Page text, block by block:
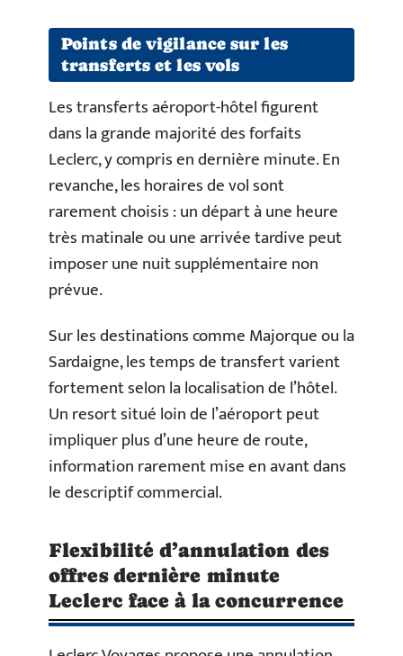
Points de vigilance sur les
transferts et les vols
Les transferts aéroport-hôtel figurent
dans la grande majorité des forfaits
Leclerc, y compris en dernière minute. En
revanche, les horaires de vol sont
rarement choisis : un départ à une heure
très matinale ou une arrivée tardive peut
imposer une nuit supplémentaire non
prévue.
Sur les destinations comme Majorque ou la
Sardaigne, les temps de transfert varient
fortement selon la localisation de l’hôtel.
Un resort situé loin de l’aéroport peut
impliquer plus d’une heure de route,
information rarement mise en avant dans
le descriptif commercial.
Flexibilité d’annulation des
offres dernière minute
Leclerc face à la concurrence